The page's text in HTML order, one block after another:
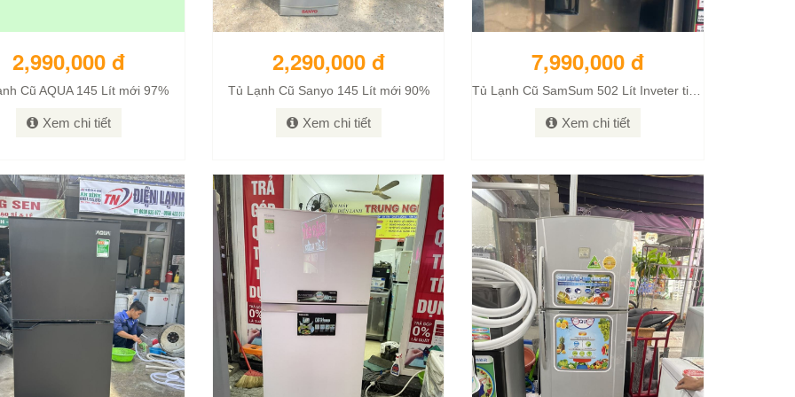
2,990,000 đ
Cũ AQUA 145 Lít mới 97%
Xem chi tiết
2,290,000 đ
Tủ Lạnh Cũ Sanyo 145 Lít mới 90%
Xem chi tiết
7,990,000 đ
Xem chi tiết